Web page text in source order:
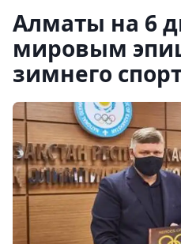
Алматы на 6
мировым
зимнего